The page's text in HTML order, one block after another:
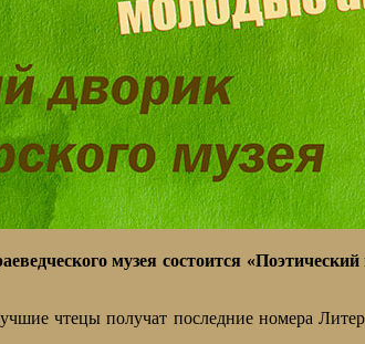
музея состоится
чтецы получат последние номера